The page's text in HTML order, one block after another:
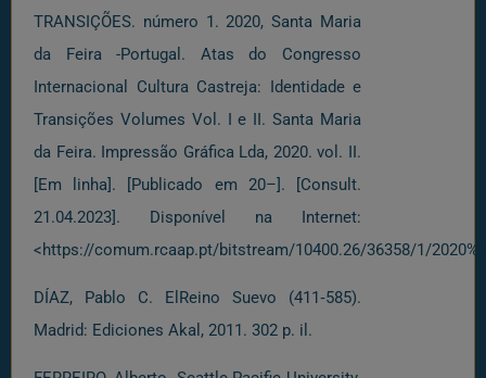
TRANSIÇÕES. número 1. 2020, Santa Maria
da Feira -Portugal. Atas do Congresso
Internacional Cultura Castreja: Identidade e
Transições Volumes Vol. I e II. Santa Maria
da Feira. Impressão Gráfica Lda, 2020. vol. II.
[Em linha]. [Publicado em 20–]. [Consult.
21.04.2023]. Disponível na Internet:
<https://comum.rcaap.pt/bitstream/10400.26/36358/1/
DÍAZ, Pablo C. ElReino Suevo (411‐585).
Madrid: Ediciones Akal, 2011. 302 p. il.